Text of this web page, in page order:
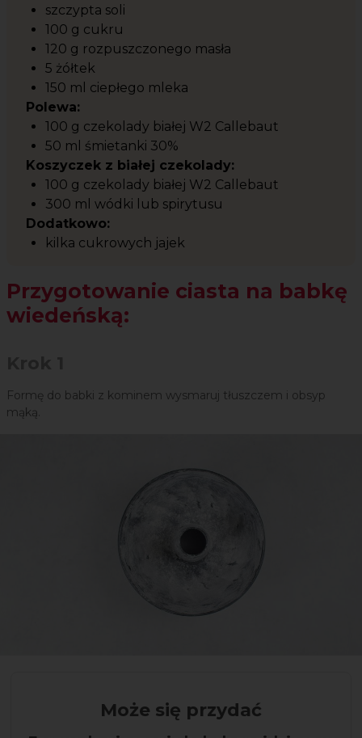
szczypta soli
100 g cukru
120 g rozpuszczonego masła
5 żółtek
150 ml ciepłego mleka
Polewa:
100 g czekolady białej W2 Callebaut
50 ml śmietanki 30%
Koszyczek z białej czekolady:
100 g czekolady białej W2 Callebaut
300 ml wódki lub spirytusu
Dodatkowo:
kilka cukrowych jajek
Przygotowanie ciasta na babkę
wiedeńską:
Formę do babki z kominem wysmaruj tłuszczem i obsyp
mąką.
Może się przydać